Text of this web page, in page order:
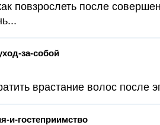
повзрослеть после
за-собой
врастание волос после
и-гостеприимство